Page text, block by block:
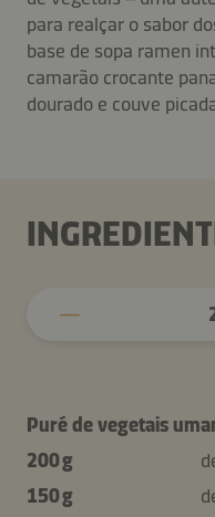
para realçar o sabor
base de sopa ramen
camarão crocante
dourado e couve
Puré de vegetais
200 g
150 g